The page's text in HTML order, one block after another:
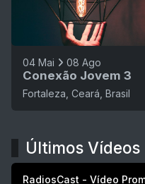
04 Mai 08 Ago
Conexão Jovem 3
Fortaleza, Ceará, Brasil
Últimos Vídeos
RadiosCast - Vídeo